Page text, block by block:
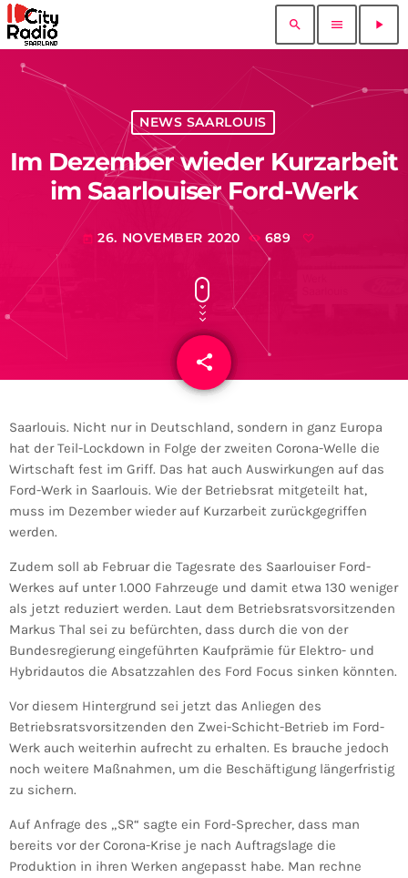
search menu play_arrow
NEWS SAARLOUIS
Im Dezember wieder Kurzarbeit
im Saarlouiser Ford-Werk
today 26. NOVEMBER 2020 689
share
email
Saarlouis. Nicht nur in Deutschland, sondern in ganz Europa
hat der Teil-Lockdown in Folge der zweiten Corona-Welle die
Wirtschaft fest im Griff. Das hat auch Auswirkungen auf das
Ford-Werk in Saarlouis. Wie der Betriebsrat mitgeteilt hat,
muss im Dezember wieder auf Kurzarbeit zurückgegriffen
werden.
Zudem soll ab Februar die Tagesrate des Saarlouiser Ford-
Werkes auf unter 1.000 Fahrzeuge und damit etwa 130 weniger
als jetzt reduziert werden. Laut dem Betriebsratsvorsitzenden
Markus Thal sei zu befürchten, dass durch die von der
Bundesregierung eingeführten Kaufprämie für Elektro- und
Hybridautos die Absatzzahlen des Ford Focus sinken könnten.
Vor diesem Hintergrund sei jetzt das Anliegen des
Betriebsratsvorsitzenden den Zwei-Schicht-Betrieb im Ford-
Werk auch weiterhin aufrecht zu erhalten. Es brauche jedoch
noch weitere Maßnahmen, um die Beschäftigung längerfristig
zu sichern.
Auf Anfrage des „SR“ sagte ein Ford-Sprecher, dass man
bereits vor der Corona-Krise je nach Auftragslage die
Produktion in ihren Werken angepasst habe. Man rechne